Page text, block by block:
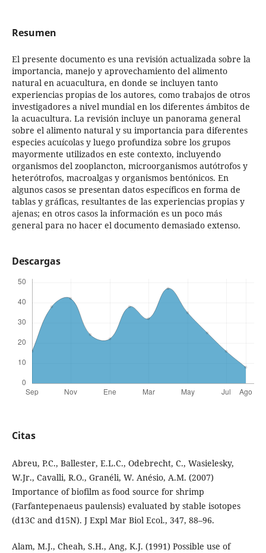
Resumen
El presente documento es una revisión actualizada sobre la
importancia, manejo y aprovechamiento del alimento
natural en acuacultura, en donde se incluyen tanto
experiencias propias de los autores, como trabajos de otros
investigadores a nivel mundial en los diferentes ámbitos de
la acuacultura. La revisión incluye un panorama general
sobre el alimento natural y su importancia para diferentes
especies acuícolas y luego profundiza sobre los grupos
mayormente utilizados en este contexto, incluyendo
organismos del zooplancton, microorganismos autótrofos y
heterótrofos, macroalgas y organismos bentónicos. En
algunos casos se presentan datos específicos en forma de
tablas y gráficas, resultantes de las experiencias propias y
ajenas; en otros casos la información es un poco más
general para no hacer el documento demasiado extenso.
Descargas
Citas
Abreu, P.C., Ballester, E.L.C., Odebrecht, C., Wasielesky,
W.Jr., Cavalli, R.O., Granéli, W. Anésio, A.M. (2007)
Importance of biofilm as food source for shrimp
(Farfantepenaeus paulensis) evaluated by stable isotopes
(d13C and d15N). J Expl Mar Biol Ecol., 347, 88–96.
Alam, M.J., Cheah, S.H., Ang, K.J. (1991) Possible use of